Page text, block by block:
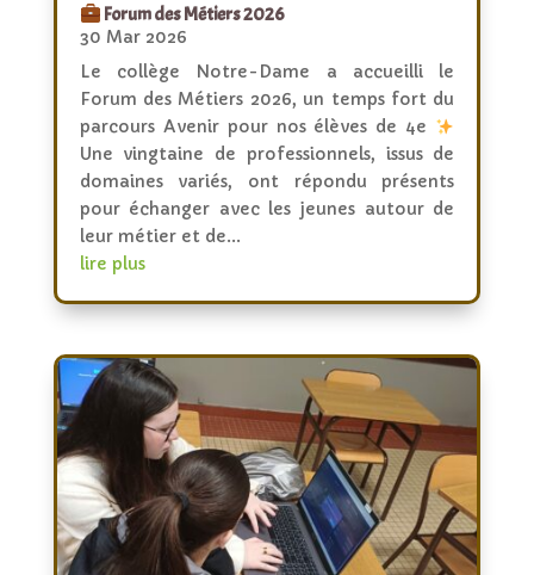
Forum des Métiers 2026
30 Mar 2026
Le collège Notre-Dame a accueilli le
Forum des Métiers 2026, un temps fort du
parcours Avenir pour nos élèves de 4e
Une vingtaine de professionnels, issus de
domaines variés, ont répondu présents
pour échanger avec les jeunes autour de
leur métier et de...
lire plus